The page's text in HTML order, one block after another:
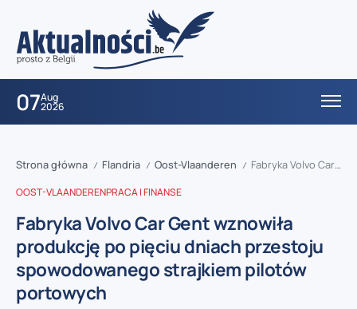
07Aug
2026
Strona główna / Flandria / Oost-Vlaanderen / Fabryka Volvo Car Gent wznowiła produkcję po pięciu dniach przestoju spowodowanego strajkiem pilotów portowych
OOST-VLAANDERENPRACA I FINANSE
Fabryka Volvo Car Gent wznowiła
produkcję po pięciu dniach przestoju
spowodowanego strajkiem pilotów
portowych